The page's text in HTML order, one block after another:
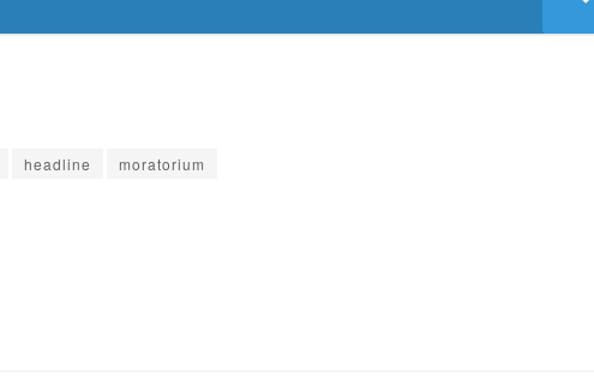
headline moratorium